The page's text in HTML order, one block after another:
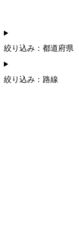
絞り込み：都道府県
絞り込み：路線